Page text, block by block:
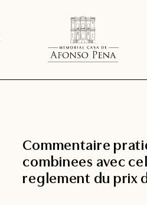
Commentaire
combinees avec
reglement du prix